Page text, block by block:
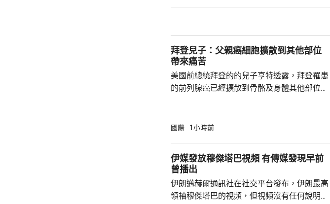
拜登兒子：父親癌細胞擴散到其他部位
帶來痛苦
美國前總統拜登的的兒子亨特透露，拜登罹患
的前列腺癌已經擴散到骨骼及身體其他部位，
人非常難過，指癌細胞已經擴散，在很多方面
紀最大的總統，在4年任期內，他的年齡及健
康狀況一直受關注。他前年6月同當時的共和
黨總統候選人特朗普進行電視辯論，出...
國際 1小時前
伊媒發放穆傑塔巴視頻 有傳媒發現早前
曾播出
伊朗邁赫爾通訊社在社交平台發布，伊朗最高
領袖穆傑塔巴的視頻，但視頻沒有任何說明，